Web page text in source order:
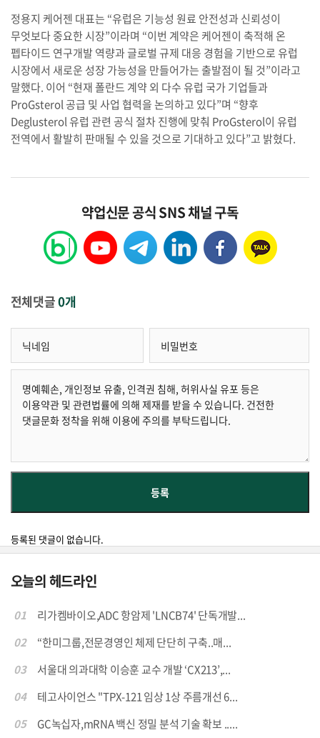
정용지 케어젠 대표는 “유럽은 기능성 원료 안전성과 신뢰성이
무엇보다 중요한 시장”이라며 “이번 계약은 케어젠이 축적해 온
펩타이드 연구개발 역량과 글로벌 규제 대응 경험을 기반으로 유럽
시장에서 새로운 성장 가능성을 만들어가는 출발점이 될 것”이라고
말했다. 이어 “현재 폴란드 계약 외 다수 유럽 국가 기업들과
ProGsterol 공급 및 사업 협력을 논의하고 있다”며 “향후
Deglusterol 유럽 관련 공식 절차 진행에 맞춰 ProGsterol이 유럽
전역에서 활발히 판매될 수 있을 것으로 기대하고 있다”고 밝혔다.
약업신문 공식 SNS 채널 구독
전체댓글0개
등록된 댓글이 없습니다.
오늘의 헤드라인
01
리가켐바이오,ADC 항암제 'LNCB74' 단독개발...
02
“한미그룹,전문경영인 체제 단단히 구축..매...
03
서울대 의과대학 이승훈 교수 개발 ‘CX213’,...
04
테고사이언스 "TPX-121 임상 1상 주름개선 6...
05
GC녹십자,mRNA 백신 정밀 분석 기술 확보 .....